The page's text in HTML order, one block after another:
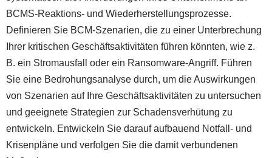
BCMS-Reaktions- und Wiederherstellungsprozesse.
Definieren Sie BCM-Szenarien, die zu einer Unterbrechung
Ihrer kritischen Geschäftsaktivitäten führen könnten, wie z.
B. ein Stromausfall oder ein Ransomware-Angriff. Führen
Sie eine Bedrohungsanalyse durch, um die Auswirkungen
von Szenarien auf Ihre Geschäftsaktivitäten zu untersuchen
und geeignete Strategien zur Schadensverhütung zu
entwickeln. Entwickeln Sie darauf aufbauend Notfall- und
Krisenpläne und verfolgen Sie die damit verbundenen